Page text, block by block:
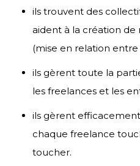
ils trouvent des
aident à la création de
(mise en relation entre
ils gèrent toute la
les freelances et les
ils gèrent
chaque freelance
toucher.